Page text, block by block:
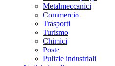
Metalmeccanici
Commercio
Trasporti
Turismo
Chimici
Poste
Pulizie industriali